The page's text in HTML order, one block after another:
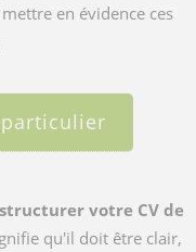
en évidence ces
structurer votre CV de
qu'il doit être clair,